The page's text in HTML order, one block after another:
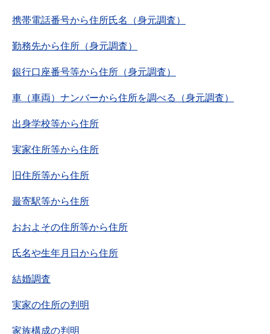
携帯電話番号から住所氏名（身元調査）
勤務先から住所（身元調査）
銀行口座番号等から住所（身元調査）
車（車両）ナンバーから住所を調べる（身元調査）
出身学校等から住所
実家住所等から住所
旧住所等から住所
最寄駅等から住所
おおよその住所等から住所
氏名や生年月日から住所
結婚調査
実家の住所の判明
家族構成の判明